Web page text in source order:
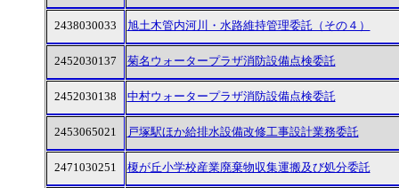
2438030033 旭土木管内河川・水路維持管理委託（その４）
2452030137 菊名ウォータープラザ消防設備点検委託
2452030138 中村ウォータープラザ消防設備点検委託
2453065021 戸塚駅ほか給排水設備改修工事設計業務委託
2471030251 榎が丘小学校産業廃棄物収集運搬及び処分委託